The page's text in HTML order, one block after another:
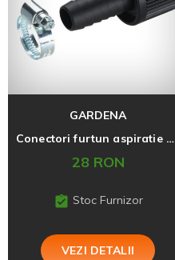
GARDENA
Conectori furtun aspiratie 19 mm 3/4''
28 RON
Stoc Furnizor
VEZI DETALII